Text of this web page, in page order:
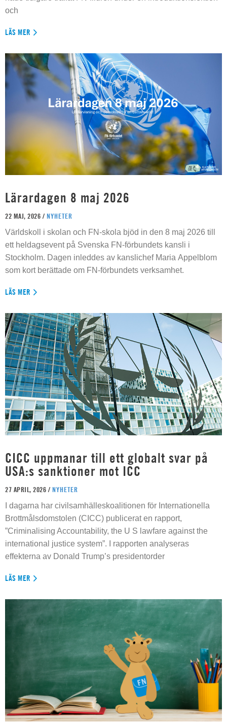
och
LÄS MER
Lärardagen 8 maj 2026
22 MAJ, 2026 / NYHETER
Världskoll i skolan och FN-skola bjöd in den 8 maj 2026 till
ett heldagsevent på Svenska FN-förbundets kansli i
Stockholm. Dagen inleddes av kanslichef Maria Appelblom
som kort berättade om FN-förbundets verksamhet.
LÄS MER
CICC uppmanar till ett globalt svar på
USA:s sanktioner mot ICC
27 APRIL, 2026 / NYHETER
I dagarna har civilsamhälleskoalitionen för Internationella
Brottmålsdomstolen (CICC) publicerat en rapport,
”Criminalising Accountability, the U S lawfare against the
international justice system”. I rapporten analyseras
effekterna av Donald Trump’s presidentorder
LÄS MER